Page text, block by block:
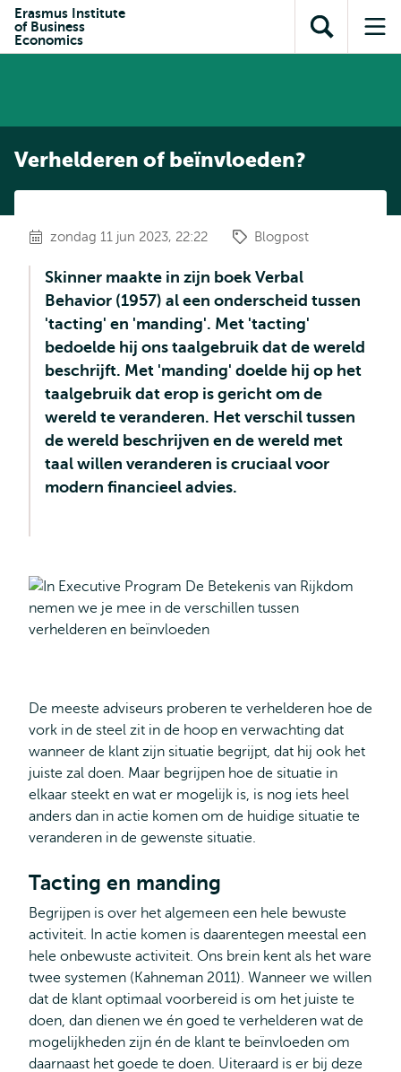
inhoud
Direct naar
subnavigatie
Erasmus Institute
of Business
Economics
Toon
zoekveld
Verhelderen of beïnvloeden?
zondag 11 jun 2023, 22:22 Blogpost
Skinner maakte in zijn boek Verbal
Behavior (1957) al een onderscheid tussen
'tacting' en 'manding'. Met 'tacting'
bedoelde hij ons taalgebruik dat de wereld
beschrijft. Met 'manding' doelde hij op het
taalgebruik dat erop is gericht om de
wereld te veranderen. Het verschil tussen
de wereld beschrijven en de wereld met
taal willen veranderen is cruciaal voor
modern financieel advies.
De meeste adviseurs proberen te verhelderen hoe de
vork in de steel zit in de hoop en verwachting dat
wanneer de klant zijn situatie begrijpt, dat hij ook het
juiste zal doen. Maar begrijpen hoe de situatie in
elkaar steekt en wat er mogelijk is, is nog iets heel
anders dan in actie komen om de huidige situatie te
veranderen in de gewenste situatie.
Tacting en manding
Begrijpen is over het algemeen een hele bewuste
activiteit. In actie komen is daarentegen meestal een
hele onbewuste activiteit. Ons brein kent als het ware
twee systemen (Kahneman 2011). Wanneer we willen
dat de klant optimaal voorbereid is om het juiste te
doen, dan dienen we én goed te verhelderen wat de
mogelijkheden zijn én de klant te beïnvloeden om
daarnaast het goede te doen. Uiteraard is er bij deze